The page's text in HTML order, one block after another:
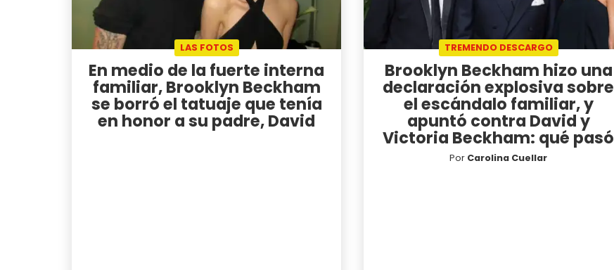
LAS FOTOS
En medio de la fuerte interna
familiar, Brooklyn Beckham
se borró el tatuaje que tenía
en honor a su padre, David
TREMENDO DESCARGO
Brooklyn Beckham hizo una
declaración explosiva sobre
el escándalo familiar, y
apuntó contra David y
Victoria Beckham: qué pasó
Por Carolina Cuellar